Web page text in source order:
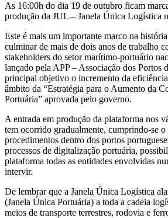
As 16:00h do dia 19 de outubro ficam
produção da JUL – Janela Única Logística
Este é mais um importante marco na
culminar de mais de dois anos de trabalho
stakeholders do setor marítimo-portuário
lançado pela APP – Associação dos Portos
principal objetivo o incremento da
âmbito da “Estratégia para o Aumento da
Portuária” aprovada pelo governo.
A entrada em produção da plataforma nos
tem ocorrido gradualmente, cumprindo-se
procedimentos dentro dos portos
processos de digitalização portuária,
plataforma todas as entidades envolvidas
intervir.
De lembrar que a Janela Única Logística
(Janela Única Portuária) a toda a cadeia
meios de transporte terrestres, rodovia e